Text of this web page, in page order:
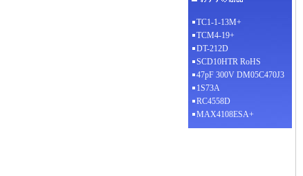
TC1-1-13M+
TCM4-19+
DT-212D
SCD10HTR RoHS
47pF 300V DM05C470J3
1S73A
RC4558D
MAX4108ESA+